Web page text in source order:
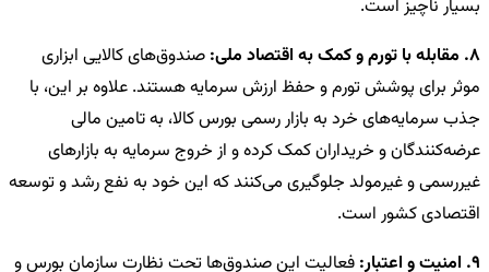
بسیار ناچیز است.
8. مقابله با تورم و کمک به اقتصاد ملی:
صندوق‌های کالایی ابزاری
موثر برای پوشش تورم و حفظ ارزش سرمایه هستند. علاوه بر این، با
جذب سرمایه‌های خرد به بازار رسمی بورس کالا، به تامین مالی
عرضه‌کنندگان و خریداران کمک کرده و از خروج سرمایه به بازارهای
غیررسمی و غیرمولد جلوگیری می‌کنند که این خود به نفع رشد و توسعه
اقتصادی کشور است.
9. امنیت و اعتبار:
فعالیت این صندوق‌ها تحت نظارت سازمان بورس و